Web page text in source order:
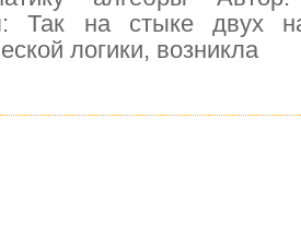
Так на стыке двух
логики, возникла